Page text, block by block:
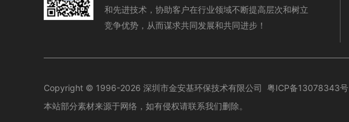
和先进技术，协助客户在行业领域不断提高层次和树立
竞争优势，从而谋求共同发展和共同进步！
Copyright © 1996-2026 深圳市金安基环保技术有限公司 粤ICP备13078343号
本站部分素材来源于网络，如有侵权请联系我们删除。